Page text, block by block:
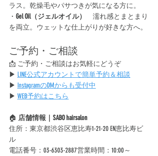
ラス。乾燥毛やパサつきが気になる方に。
・ Gel Oil（ジェルオイル）
濡れ感とまとまり
を両立。ウェットな仕上がりが好きな方へ。
ご予約・ご相談
📩 ご予約・ご相談はお気軽にどうぞ
▶ LINE公式アカウントで簡単予約＆相談
▶ InstagramのDMからも受付中
▶ WEB予約はこちら
🏠 店舗情報｜SABO hairsalon
住所：東京都渋谷区恵比寿1-21-20 EN恵比寿ビ
ル
電話番号：03-6303-2887営業時間：10:00～